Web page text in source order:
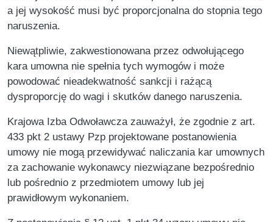
a jej wysokość musi być proporcjonalna do stopnia tego
naruszenia.
Niewątpliwie, zakwestionowana przez odwołującego
kara umowna nie spełnia tych wymogów i może
powodować nieadekwatność sankcji i rażącą
dysproporcję do wagi i skutków danego naruszenia.
Krajowa Izba Odwoławcza zauważył, że zgodnie z art.
433 pkt 2 ustawy Pzp projektowane postanowienia
umowy nie mogą przewidywać naliczania kar umownych
za zachowanie wykonawcy niezwiązane bezpośrednio
lub pośrednio z przedmiotem umowy lub jej
prawidłowym wykonaniem.